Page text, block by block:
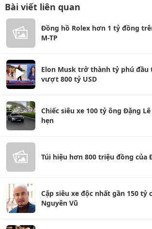
Bài viết liên quan
Đồng hồ Rolex hơn 1 tỷ đồng
M-TP
Elon Musk trở thành tỷ phú đầu
vượt 800 tỷ USD
Chiếc siêu xe 100 tỷ ông Đặng
hẹn
Túi hiệu hơn 800 triệu đồng của
Cặp siêu xe độc nhất gần 150 tỷ
Nguyên Vũ